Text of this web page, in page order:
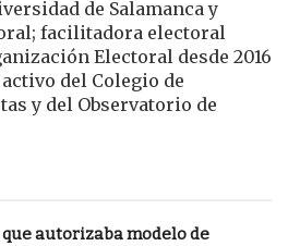
de Salamanca y
facilitadora electoral
Electoral desde 2016
del Colegio de
y del Observatorio de
autorizaba modelo de